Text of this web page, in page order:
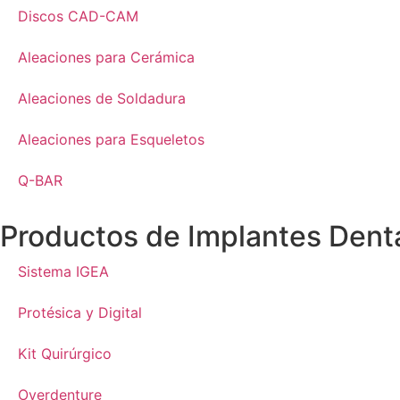
Discos CAD-CAM
Aleaciones para Cerámica
Aleaciones de Soldadura
Aleaciones para Esqueletos
Q-BAR
Productos de Implantes
Sistema IGEA
Protésica y Digital
Kit Quirúrgico
Overdenture